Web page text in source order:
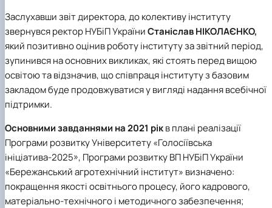
Заслухавши звіт директора, до колективу інституту
звернувся ректор НУБіП УкраїниСтаніслав НІКОЛАЄНКО,
який позитивно оцінив роботу інституту за звітний період,
зупинився на основних викликах, які стоять перед вищою
освітою та відзначив, що співпраця інституту з базовим
закладом буде продовжуватися у вигляді надання всебічної
підтримки.
Основними завданнями на 2021 рікв плані реалізації
Програми розвитку Університету «Голосіївська
ініціатива-2025», Програми розвитку ВП НУБіП України
«Бережанський агротехнічний інститут» визначено:
покращення якості освітнього процесу, його кадрового,
матеріально-технічного і методичного забезпечення;